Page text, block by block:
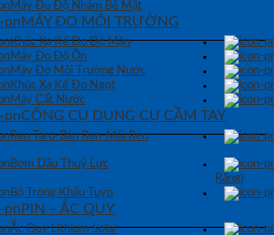
Máy Đo Độ Nhám Bề Mặt
MÁY ĐO MÔI TRƯỜNG
Khúc Xạ Kế Đo Độ Mặn
Máy Đo Độ Ồn
Máy Đo Môi Trường Nước
Khúc Xạ Kế Đo Ngọt
Máy Cất Nước
CÔNG CỤ DỤNG CỤ CẦM TAY
Ren Taro-Bàn Ren-Mũi Ren
Bơm Dầu Thuỷ Lực
Răng)
Bộ Tròng Khẩu Tuýp
PIN – ẮC QUY
Ắc Quy Lithium Solar